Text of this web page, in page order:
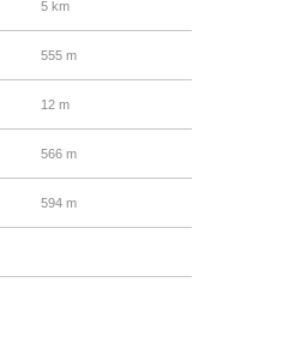
5 km
555 m
12 m
566 m
594 m